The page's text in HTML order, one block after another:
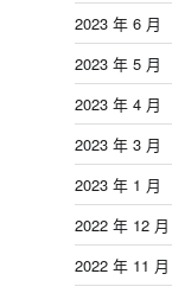
2023 年 6 月
2023 年 5 月
2023 年 4 月
2023 年 3 月
2023 年 1 月
2022 年 12 月
2022 年 11 月